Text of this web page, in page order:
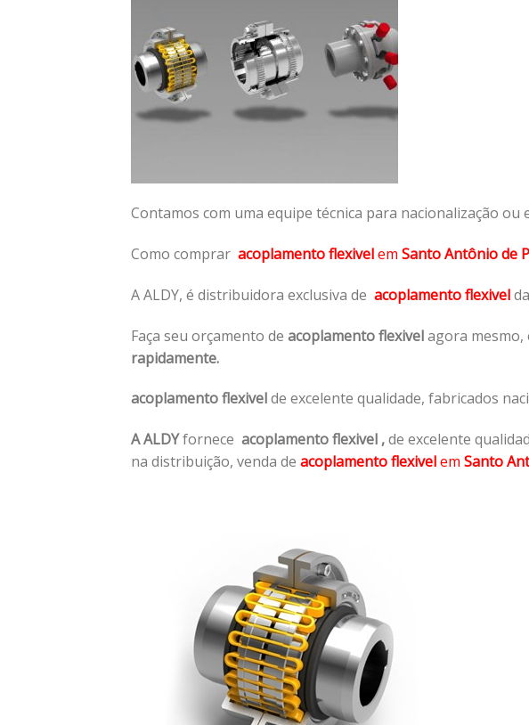
Contamos com uma equipe técnica para nacionalização ou
Como comprar acoplamento flexivelem Santo Antônio de
A ALDY, é distribuidora exclusiva de acoplamento flexivel
Faça seu orçamento de acoplamento flexivelagora mesmo,
rapidamente.
acoplamento flexivelde excelente qualidade, fabricados
A ALDYfornece acoplamento flexivel ,de excelente
na distribuição, venda de acoplamento flexivelem Santo